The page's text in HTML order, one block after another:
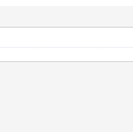
--------歌曲--《火火的
--------歌曲--《一物降
紫--------歌曲--《中国的
儿
体管理
时报记者